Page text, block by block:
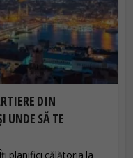
DIN
UNDE SĂ TE
planifici călătoria la